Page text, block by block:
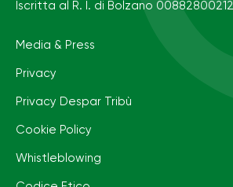
Iscritta al R. I. di Bolzano 00882800212
Media & Press
Privacy
Privacy Despar Tribù
Cookie Policy
Whistleblowing